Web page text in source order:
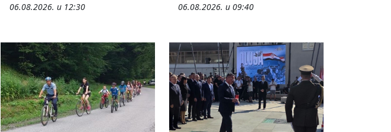
06.08.2026. u 12:30 06.08.2026. u 09:40